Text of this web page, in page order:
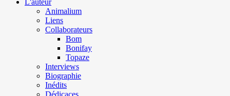
Animalium
Liens
Collaborateurs
Bom
Bonifay
Topaze
Interviews
Biographie
Inédits
Dédicaces